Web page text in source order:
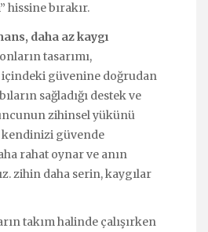
hissine bırakır.
daha az kaygı
tasarımı,
güvenine doğrudan
sağladığı destek ve
zihinsel yükünü
kendinizi güvende
rahat oynar ve anın
zihin daha serin, kaygılar
takım halinde çalışırken